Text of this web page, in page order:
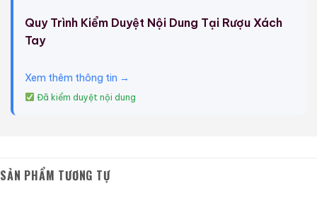
Loại rượu whisky pha trộn cao cấp của Inver House
này rất thú vị. Rượu này có tuổi đời 35 năm, nồng độ
pha lê trong suốt và được đựng trong hộp quà tặng
tinh tế. Được đóng chai bởi Inver House, sản phẩm
này thuộc dòng Crystal Decanter và rất đáng để sưu
Giới Thiệu Một Số Mẫu Rượu Trung Quốc
Quy Trình Kiểm Duyệt Nội Dung Tại Rượu Xách
Tay
Xem thêm thông tin →
Đã kiểm duyệt nội dung
SẢN PHẨM TƯƠNG TỰ